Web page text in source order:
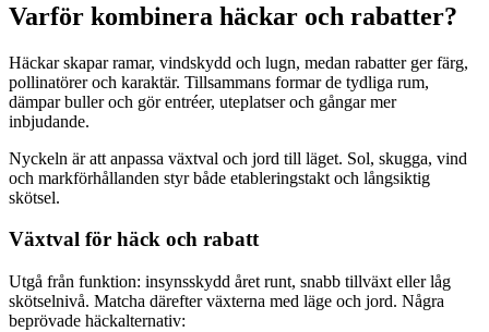
Varför kombinera häckar och rabatter?
Häckar skapar ramar, vindskydd och lugn, medan rabatter ger färg,
pollinatörer och karaktär. Tillsammans formar de tydliga rum,
dämpar buller och gör entréer, uteplatser och gångar mer
inbjudande.
Nyckeln är att anpassa växtval och jord till läget. Sol, skugga, vind
och markförhållanden styr både etableringstakt och långsiktig
skötsel.
Växtval för häck och rabatt
Utgå från funktion: insynsskydd året runt, snabb tillväxt eller låg
skötselnivå. Matcha därefter växterna med läge och jord. Några
beprövade häckalternativ: